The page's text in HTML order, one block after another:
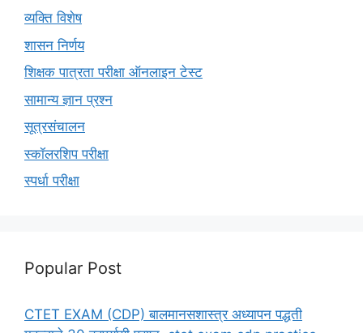
व्यक्ति विशेष
शासन निर्णय
शिक्षक पात्रता परीक्षा ऑनलाइन टेस्ट
सामान्य ज्ञान प्रश्न
सूत्रसंचालन
स्कॉलरशिप परीक्षा
स्पर्धा परीक्षा
Popular Post
CTET EXAM (CDP) बालमानसशास्त्र अध्यापन पद्धती